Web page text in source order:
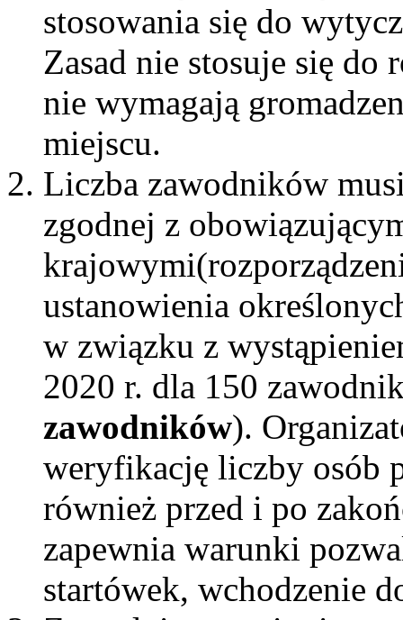
stosowania się do
Zasad nie stosuje się
nie wymagają
miejscu.
Liczba zawodników
zgodnej z
ustanowienia
w związku z
2020 r. dla 150
zawodników).
weryfikację liczby osób
również przed i po
zapewnia warunki
startówek, wchodzenie